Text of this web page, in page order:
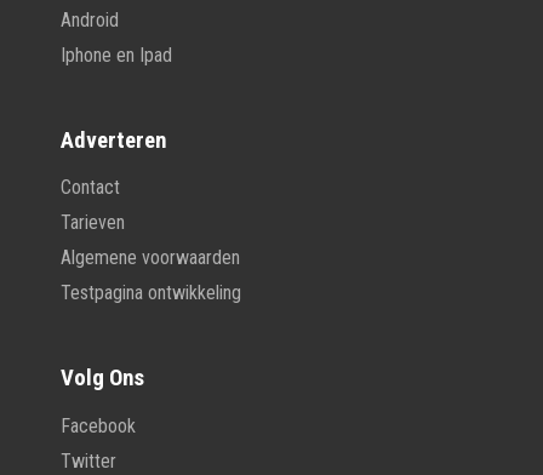
Android
Iphone en Ipad
Adverteren
Contact
Tarieven
Algemene voorwaarden
Testpagina ontwikkeling
Volg Ons
Facebook
Twitter